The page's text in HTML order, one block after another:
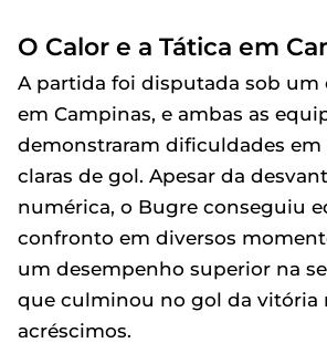
O Calor e a Tática em
A partida foi disputada sob um
em Campinas, e ambas as
demonstraram dificuldades em
claras de gol. Apesar da
numérica, o Bugre conseguiu
confronto em diversos
um desempenho superior na
que culminou no gol da vitória
acréscimos.